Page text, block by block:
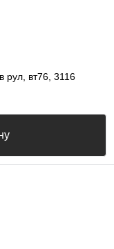
рул, вт76, 3116